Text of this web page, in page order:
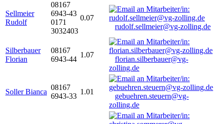
Sellmeier
Rudolf
08167
6943-43
0171
3032403
0.07
rudolf.sellmeier@vg-zolling.de
Silberbauer
Florian
08167
6943-44
1.07
florian.silberbauer@vg-
zolling.de
Soller Bianca
08167
6943-33
1.01
gebuehren.steuern@vg-
zolling.de